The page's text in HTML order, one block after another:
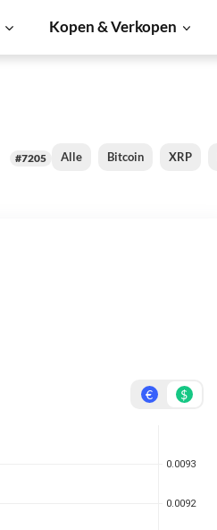
Kopen & Verkopen
#7205 Alle Bitcoin XRP
€ $